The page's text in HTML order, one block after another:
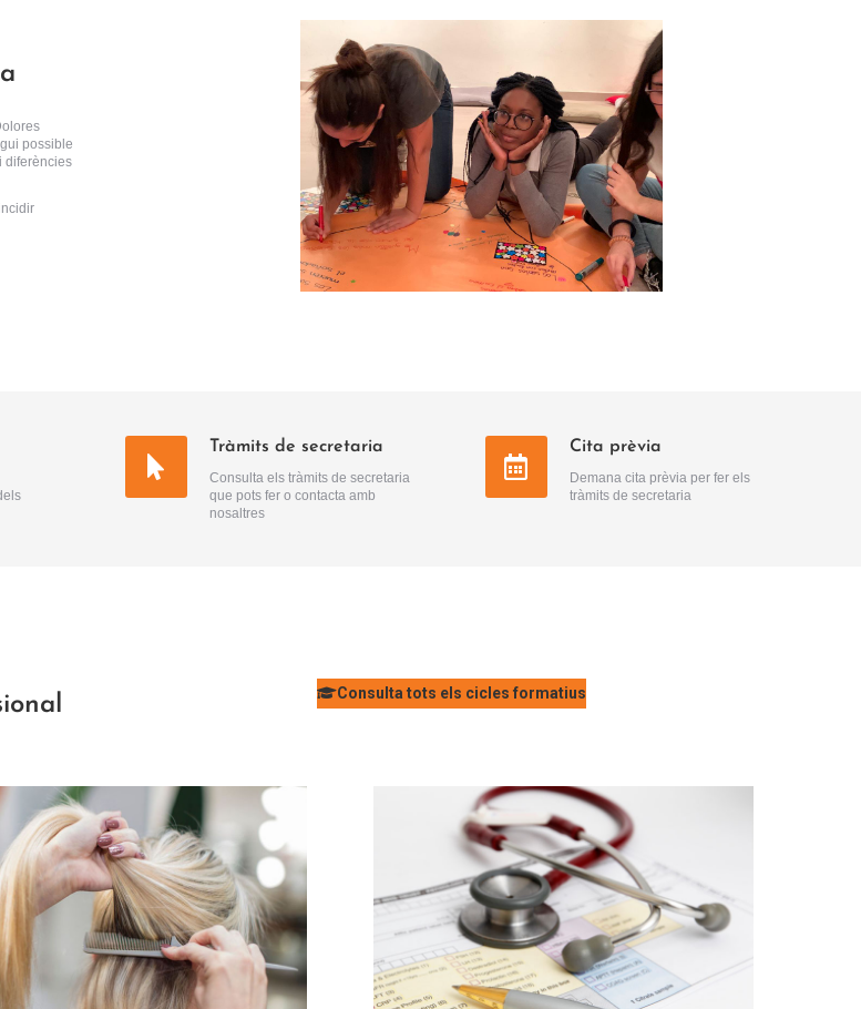
possible
diferències
Tràmits de secretaria
Consulta els tràmits de secretaria
que pots fer o contacta amb
nosaltres
Cita prèvia
Demana cita prèvia per fer els
tràmits de secretaria
Consulta tots els cicles formatius